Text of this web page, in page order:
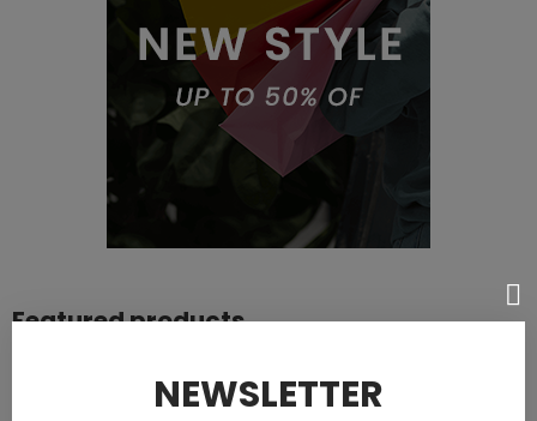
Featured products
Tommy Hilfiger Chemises - Homme -
Blanches
NEWSLETTER